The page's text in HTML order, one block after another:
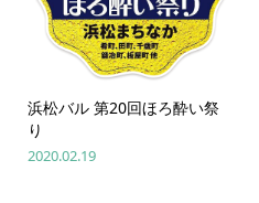
浜松バル 第20回ほろ酔い祭
り
2020.02.19